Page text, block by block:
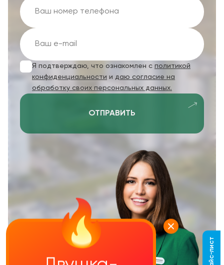
Я подтверждаю, что ознакомлен с политикой
конфиденциальности и даю согласие на
обработку своих персональных данных.
ОТПРАВИТЬ